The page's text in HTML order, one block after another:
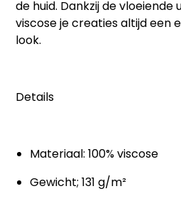
de huid. Dankzij de
viscose je creaties altijd een
look.
Details
Materiaal: 100% viscose
Gewicht; 131 g/m²